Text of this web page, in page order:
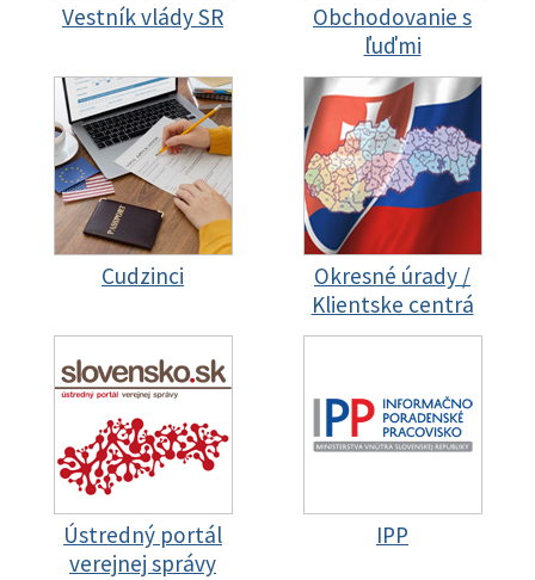
Vestník vlády SR
Obchodovanie s
ľuďmi
Cudzinci
Okresné úrady /
Klientske centrá
Ústredný portál
verejnej správy
IPP